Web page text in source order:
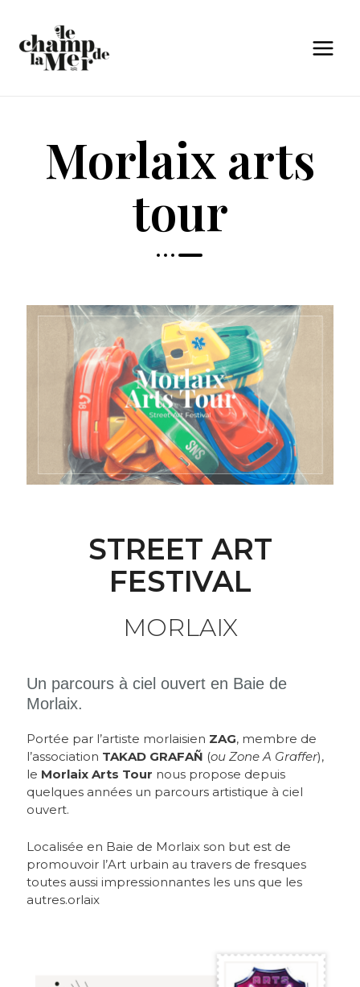
Morlaix arts
tour
STREET ART
FESTIVAL
MORLAIX
Un parcours à ciel ouvert en Baie de
Morlaix.
Portée par l’artiste morlaisien ZAG, membre de
l’association TAKAD GRAFAÑ (ou Zone A Graffer),
le Morlaix Arts Tour nous propose depuis
quelques années un parcours artistique à ciel
ouvert.
Localisée en Baie de Morlaix son but est de
promouvoir l’Art urbain au travers de fresques
toutes aussi impressionnantes les uns que les
autres.orlaix